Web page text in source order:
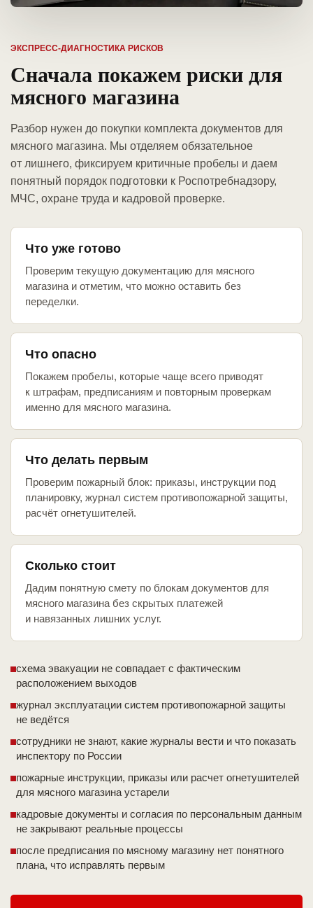
ЭКСПРЕСС-ДИАГНОСТИКА РИСКОВ
Сначала покажем риски для
мясного магазина
Разбор нужен до покупки комплекта документов для
мясного магазина. Мы отделяем обязательное
от лишнего, фиксируем критичные пробелы и даем
понятный порядок подготовки к Роспотребнадзору,
МЧС, охране труда и кадровой проверке.
Что уже готово
Проверим текущую документацию для мясного
магазина и отметим, что можно оставить без
переделки.
Что опасно
Покажем пробелы, которые чаще всего приводят
к штрафам, предписаниям и повторным проверкам
именно для мясного магазина.
Что делать первым
Проверим пожарный блок: приказы, инструкции под
планировку, журнал систем противопожарной защиты,
расчёт огнетушителей.
Сколько стоит
Дадим понятную смету по блокам документов для
мясного магазина без скрытых платежей
и навязанных лишних услуг.
схема эвакуации не совпадает с фактическим
расположением выходов
журнал эксплуатации систем противопожарной защиты
не ведётся
сотрудники не знают, какие журналы вести и что показать
инспектору по России
пожарные инструкции, приказы или расчет огнетушителей
для мясного магазина устарели
кадровые документы и согласия по персональным данным
не закрывают реальные процессы
после предписания по мясному магазину нет понятного
плана, что исправлять первым